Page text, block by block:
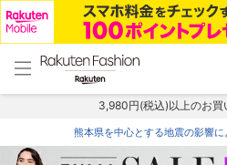
menu home
トップ
3,980円(税込)以上のお買
熊本県を中心とする地震の影響